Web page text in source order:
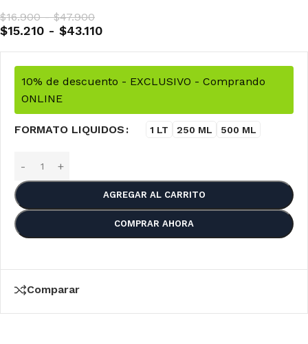
$16.900 - $47.900
$15.210 - $43.110
10% de descuento - EXCLUSIVO - Comprando
ONLINE
FORMATO LIQUIDOS 1 LT 250 ML 500 ML
AGREGAR AL CARRITO
COMPRAR AHORA
Comparar